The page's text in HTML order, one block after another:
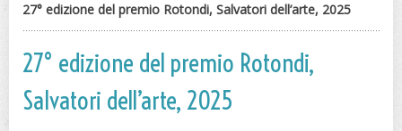
27° edizione del premio Rotondi, Salvatori dell’arte, 2025
27° edizione del premio Rotondi,
Salvatori dell’arte, 2025